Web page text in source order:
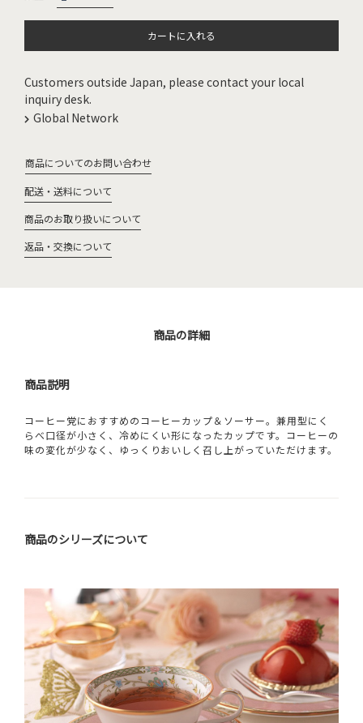
カートに入れる
Customers outside Japan, please contact your local
inquiry desk.
Global Network
商品についてのお問い合わせ
配送・送料について
商品のお取り扱いについて
返品・交換について
商品の詳細
商品説明
コーヒー党におすすめのコーヒーカップ＆ソーサー。兼用型にく
らべ口径が小さく、冷めにくい形になったカップです。コーヒーの
味の変化が少なく、ゆっくりおいしく召し上がっていただけます。
商品のシリーズについて